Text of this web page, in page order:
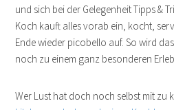
und sich bei der Gelegenheit Tipps &
Koch kauft alles vorab ein, kocht,
Ende wieder picobello auf. So wird
noch zu einem ganz besonderen
Wer Lust hat doch noch selbst mit zu